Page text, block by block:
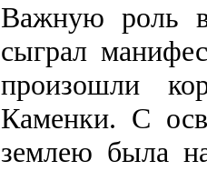
Важную роль
сыграл
произошли
Каменки. С
землею была